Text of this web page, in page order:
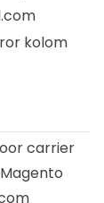
kolom
carrier